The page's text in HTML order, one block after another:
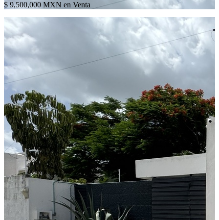
$ 9,500,000 MXN en Venta